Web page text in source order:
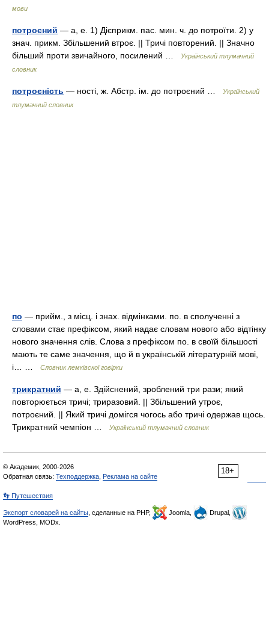
мови
потроєний — а, е. 1) Дієприкм. пас. мин. ч. до потроїти. 2) у
знач. прикм. Збільшений втроє. || Тричі повторений. || Значно
більший проти звичайного, посилений …
Український тлумачний
словник
потроєність — ності, ж. Абстр. ім. до потроєний …
Український
тлумачний словник
по — прийм., з місц. і знах. відмінками. по. в сполученні з
словами стає префіксом, який надає словам нового або відтінку
нового значення слів. Слова з префіксом по. в своїй більшості
мають те саме значення, що й в українській літературній мові,
і… …
Словник лемківскої говірки
трикратний — а, е. Здійснений, зроблений три рази; який
повторюється тричі; триразовий. || Збільшений утроє,
потроєний. || Який тричі домігся чогось або тричі одержав щось.
Трикратний чемпіон …
Український тлумачний словник
18+
© Академик, 2000-2026
Обратная связь: Техподдержка Реклама на сайте
👣 Путешествия
Экспорт словарей на сайты , сделанные на PHP, Joomla,
Drupal,
WordPress, MODx.